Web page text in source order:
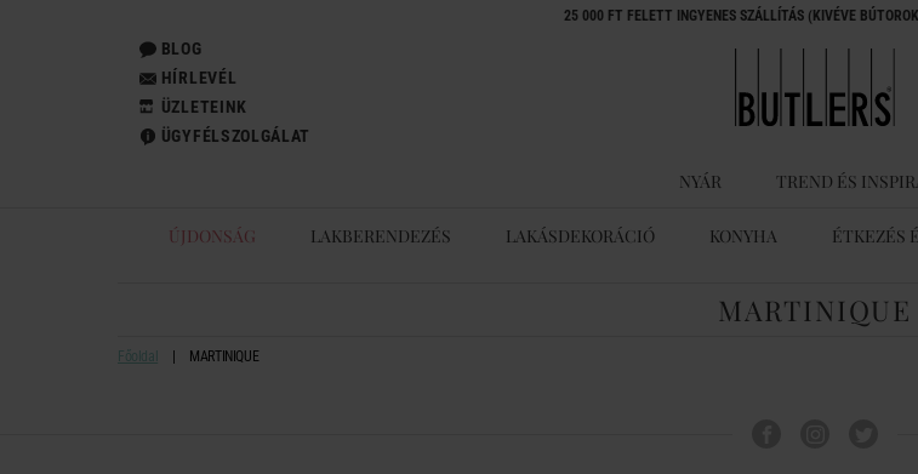
25 000 FT FELETT INGYENES SZÁLLÍTÁS (KIVÉVE
BLOG
HÍRLEVÉL
ÜZLETEINK
ÜGYFÉLSZOLGÁLAT
NYÁR TREND ÉS
ÚJDONSÁG LAKBERENDEZÉS LAKÁSDEKORÁCIÓ KONYHA ÉTKEZÉS
MARTINIQUE
Főoldal MARTINIQUE